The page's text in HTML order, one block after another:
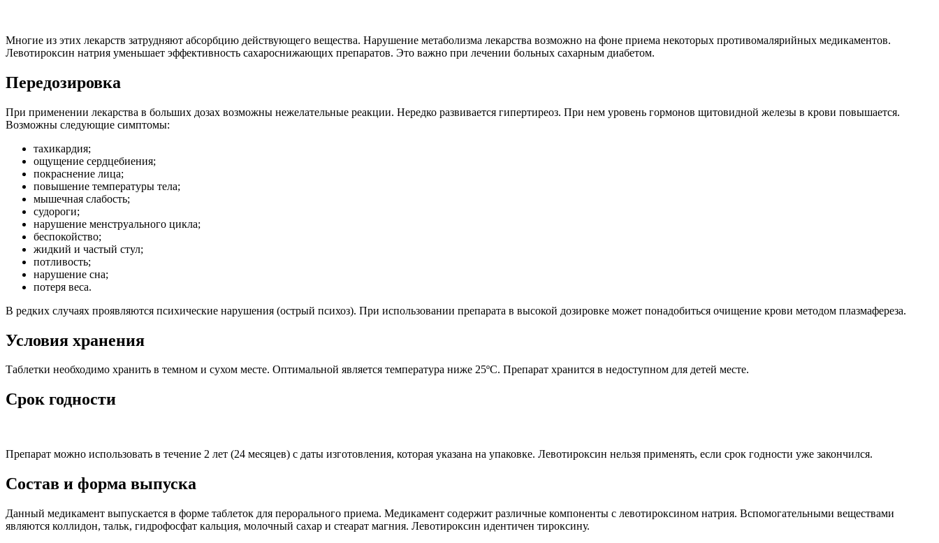
Многие из этих лекарств затрудняют абсорбцию действующего вещества. Нарушение метаболизма лекарства возможно на фоне приема некоторых противомалярийных медикаментов.
Левотироксин натрия уменьшает эффективность сахароснижающих препаратов. Это важно при лечении больных сахарным диабетом.
Передозировка
При применении лекарства в больших дозах возможны нежелательные реакции. Нередко развивается гипертиреоз. При нем уровень гормонов щитовидной железы в крови повышается.
Возможны следующие симптомы:
тахикардия;
ощущение сердцебиения;
покраснение лица;
повышение температуры тела;
мышечная слабость;
судороги;
нарушение менструального цикла;
беспокойство;
жидкий и частый стул;
потливость;
нарушение сна;
потеря веса.
В редких случаях проявляются психические нарушения (острый психоз). При использовании препарата в высокой дозировке может понадобиться очищение крови методом плазмафереза.
Условия хранения
Таблетки необходимо хранить в темном и сухом месте. Оптимальной является температура ниже 25ºC. Препарат хранится в недоступном для детей месте.
Срок годности
Препарат можно использовать в течение 2 лет (24 месяцев) с даты изготовления, которая указана на упаковке. Левотироксин нельзя применять, если срок годности уже закончился.
Состав и форма выпуска
Данный медикамент выпускается в форме таблеток для перорального приема. Медикамент содержит различные компоненты с левотироксином натрия. Вспомогательными веществами
являются коллидон, тальк, гидрофосфат кальция, молочный сахар и стеарат магния. Левотироксин идентичен тироксину.